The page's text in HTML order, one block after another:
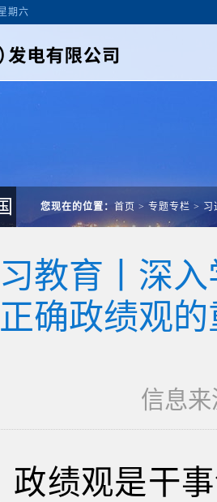
期六
您现在的位置： 首页 > 专题专栏 > 习
教育丨深
确政绩观
信息
政绩观是干